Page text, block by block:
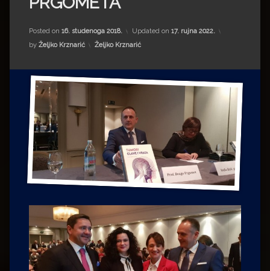
Impressum
Milenko Strižak
Drugi autori
Drugi autori
Ljiljana Lekanić-Kljaić
Željko Krznarić
Mario Lovreković
Miroslav Šantek
Posted on 16. studenoga 2018. Updated on 17. rujna 2022.
by Željko Krznarić Kategorije:
Željko Krznarić